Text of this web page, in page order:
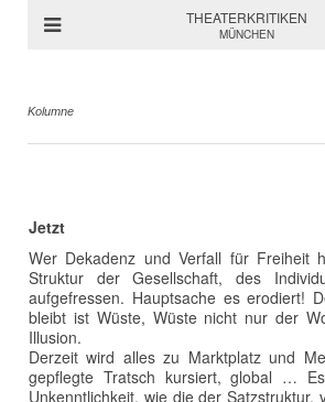
THEATERKRITIKEN
MÜNCHEN
Kolumne
Jetzt
Wer Dekadenz und Verfall für Freiheit
Struktur der Gesellschaft, des
aufgefressen. Hauptsache es erodiert!
bleibt ist Wüste, Wüste nicht nur der
Illusion.
Derzeit wird alles zu Marktplatz und
gepflegte Tratsch kursiert, global …
Unkenntlichkeit, wie die der